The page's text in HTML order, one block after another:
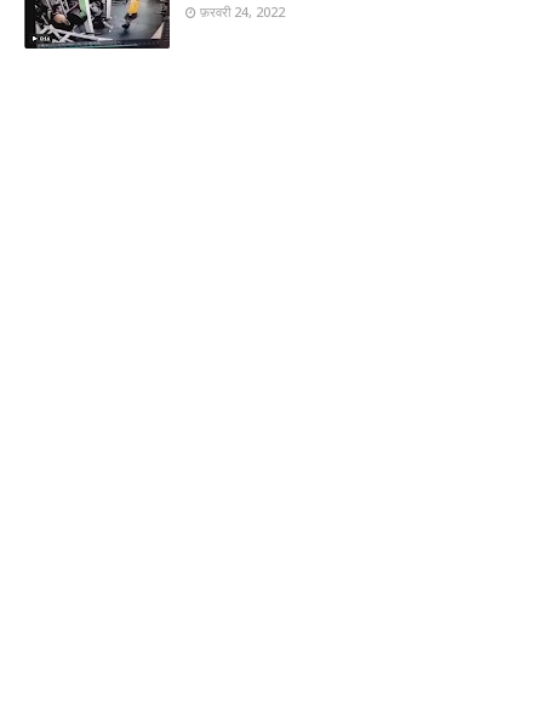
फ़रवरी 24, 2022